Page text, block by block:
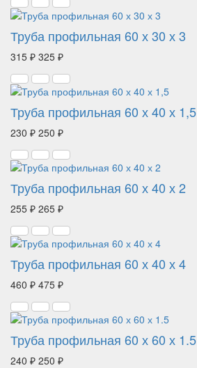
Труба профильная 60 х 30 х 3
315 ₽ 325 ₽
Труба профильная 60 х 40 х 1,5
230 ₽ 250 ₽
Труба профильная 60 х 40 х 2
255 ₽ 265 ₽
Труба профильная 60 х 40 х 4
460 ₽ 475 ₽
Труба профильная 60 х 60 х 1.5
240 ₽ 250 ₽